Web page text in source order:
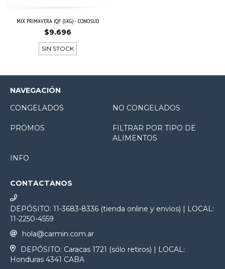
MIX PRIMAVERA IQF (1KG) - CONOSUD
$9.696
SIN STOCK
NAVEGACIÓN
CONGELADOS
NO CONGELADOS
PROMOS
FILTRAR POR TIPO DE
ALIMENTOS
INFO
CONTACTANOS
DEPÓSITO: 11-3683-8336 (tienda online y envíos) | LOCAL:
11-2250-4559
hola@carmin.com.ar
DEPÓSITO: Caracas 1721 (sólo retiros) | LOCAL:
Honduras 4341 CABA